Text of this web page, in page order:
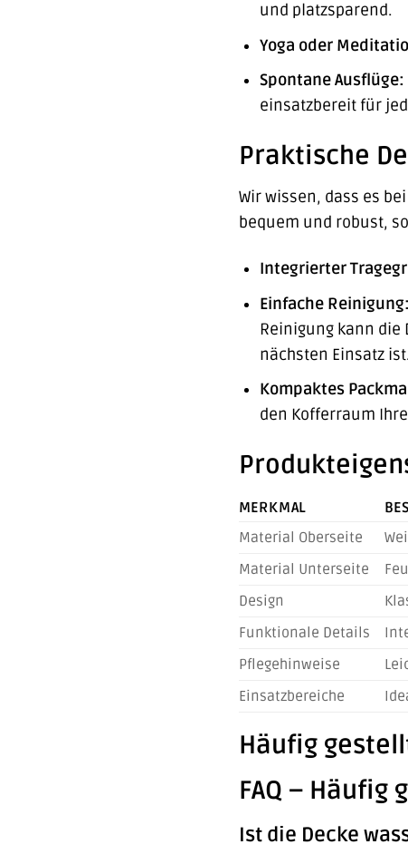
und platzsparend.
Yoga oder
Spontane Ausflüge:
einsatzbereit für
Praktische
Wir wissen, dass es
bequem und robust,
Integrierter
Einfache Reinigung:
Reinigung kann die
nächsten Einsatz
Kompaktes
den Kofferraum
MERKMAL
Material Oberseite
Material Unterseite
Design
Funktionale Details
Pflegehinweise
Einsatzbereiche
Häufig
FAQ –
Ist die Decke